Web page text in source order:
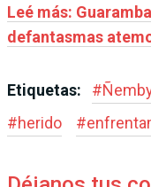
Leé más:
defantasmas
Etiquetas: #
#herido #